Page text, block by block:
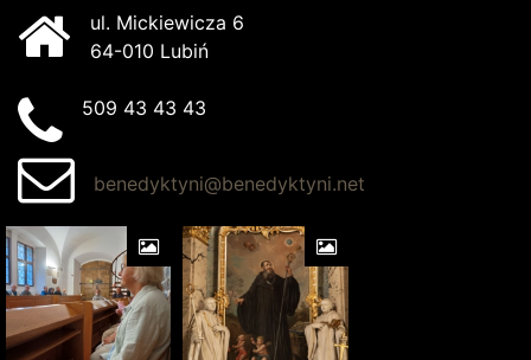
ul. Mickiewicza 6
64-010 Lubiń
509 43 43 43
benedyktyni@benedyktyni.net